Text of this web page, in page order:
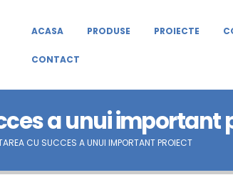
ACASA PRODUSE PROIECTE
CONTACT
a unui important
CU SUCCES A UNUI IMPORTANT PROIECT